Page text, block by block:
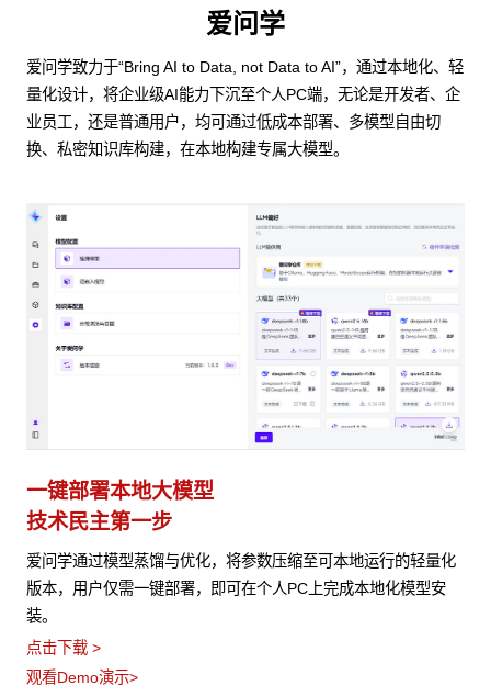
爱问学
爱问学致力于“Bring AI to Data, not Data to AI”，通过本地化、轻
量化设计，将企业级AI能力下沉至个人PC端，无论是开发者、企
业员工，还是普通用户，均可通过低成本部署、多模型自由切
换、私密知识库构建，在本地构建专属大模型。
一键部署本地大模型
技术民主第一步
爱问学通过模型蒸馏与优化，将参数压缩至可本地运行的轻量化
版本，用户仅需一键部署，即可在个人PC上完成本地化模型安
装。
点击下载 >
观看Demo演示>